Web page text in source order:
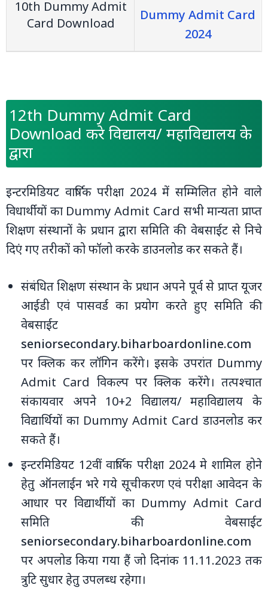
10th Dummy Admit
Card Download
Dummy Admit Card
2024
12th Dummy Admit Card
Download करे विद्यालय/ महाविद्यालय के
द्वारा
इन्‍टरमिडियट वार्षिक परीक्षा 2024 में सम्मिलित होने वाले
विधार्थीयों का Dummy Admit Card सभी मान्‍यता प्राप्‍त
शिक्षण संस्‍थानों के प्रधान द्वारा समिति की वेबसाईट से निचे
दिएं गए तरीकों को फॉलो करके डाउनलोड कर सकते हैं।
संबंधित शिक्षण संस्‍थान के प्रधान अपने पूर्व से प्राप्‍त यूजर
आईडी एवं पासवर्ड का प्रयोग करते हुए समिति की
वेबसाईट
seniorsecondary.biharboardonline.com
पर क्लिक कर लॉगिन करेंगे। इसके उपरांत Dummy
Admit Card विकल्‍प पर क्लिक करेंगे। तत्‍पश्‍चात
संकायवार अपने 10+2 विद्यालय/ महाविद्यालय के
विद्यार्थियों का Dummy Admit Card डाउनलोड कर
सकते हैं।
इन्‍टरमिडियट 12वीं वार्षिक परीक्षा 2024 मे शामिल होने
हेतु ऑनलाईन भरे गये सूचीकरण एवं परीक्षा आवेदन के
आधार पर विद्यार्थीयों का Dummy Admit Card
समिति की वेबसाईट
seniorsecondary.biharboardonline.com
पर अपलोड किया गया हैं जो दिनांक 11.11.2023 तक
त्रुटि सुधार हेतु उपलब्‍ध रहेगा।